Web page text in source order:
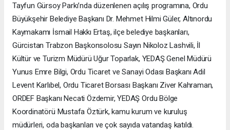
Tayfun Gürsoy Parkı’nda düzenlenen açılış programına, Ordu
Büyükşehir Belediye Başkanı Dr. Mehmet Hilmi Güler, Altınordu
Kaymakamı İsmail Hakkı Ertaş, ilçe belediye başkanları,
Gürcistan Trabzon Başkonsolosu Sayın Nikoloz Lashvili, İl
Kültür ve Turizm Müdürü Uğur Toparlak, YEDAŞ Genel Müdürü
Yunus Emre Bilgi, Ordu Ticaret ve Sanayi Odası Başkanı Adil
Levent Karlıbel, Ordu Ticaret Borsası Başkanı Ziver Kahraman,
ORDEF Başkanı Necati Özdemir, YEDAŞ Ordu Bölge
Koordinatörü Mustafa Öztürk, kamu kurum ve kuruluş
müdürleri, oda başkanları ve çok sayıda vatandaş katıldı.